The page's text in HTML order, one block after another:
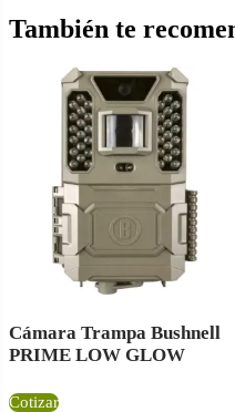
También te
Cámara Trampa Bushnell
PRIME LOW GLOW
Cotizar